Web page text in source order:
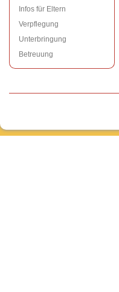
Infos für Eltern
Verpflegung
Unterbringung
Betreuung